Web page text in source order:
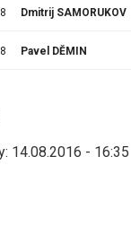
Dmitrij SAMORUKOV
8 Pavel DĚMIN
14.08.2016 - 16:35